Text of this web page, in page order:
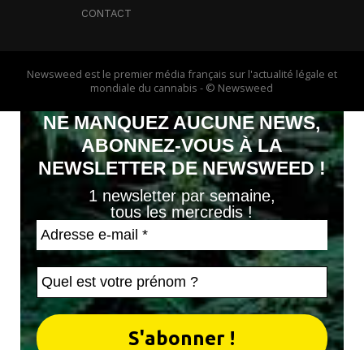
CONTACT
Newsweed est le premier média français sur l'actualité légale et
mondiale du cannabis - © Newsweed
NE MANQUEZ AUCUNE NEWS,
ABONNEZ-VOUS À LA
NEWSLETTER DE NEWSWEED !
1 newsletter par semaine,
tous les mercredis !